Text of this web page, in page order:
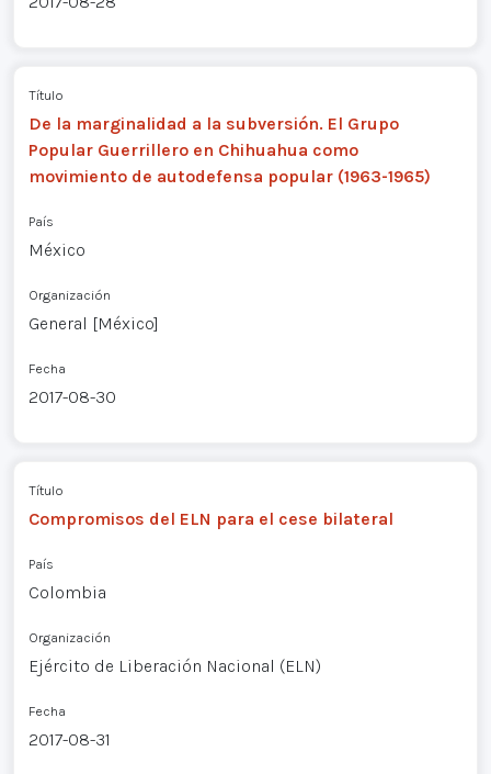
Título
De la marginalidad a la subversión. El Grupo
Popular Guerrillero en Chihuahua como
movimiento de autodefensa popular (1963-1965)
País
México
Organización
General [México]
Fecha
2017-08-30
Título
Compromisos del ELN para el cese bilateral
País
Colombia
Organización
Ejército de Liberación Nacional (ELN)
Fecha
2017-08-31